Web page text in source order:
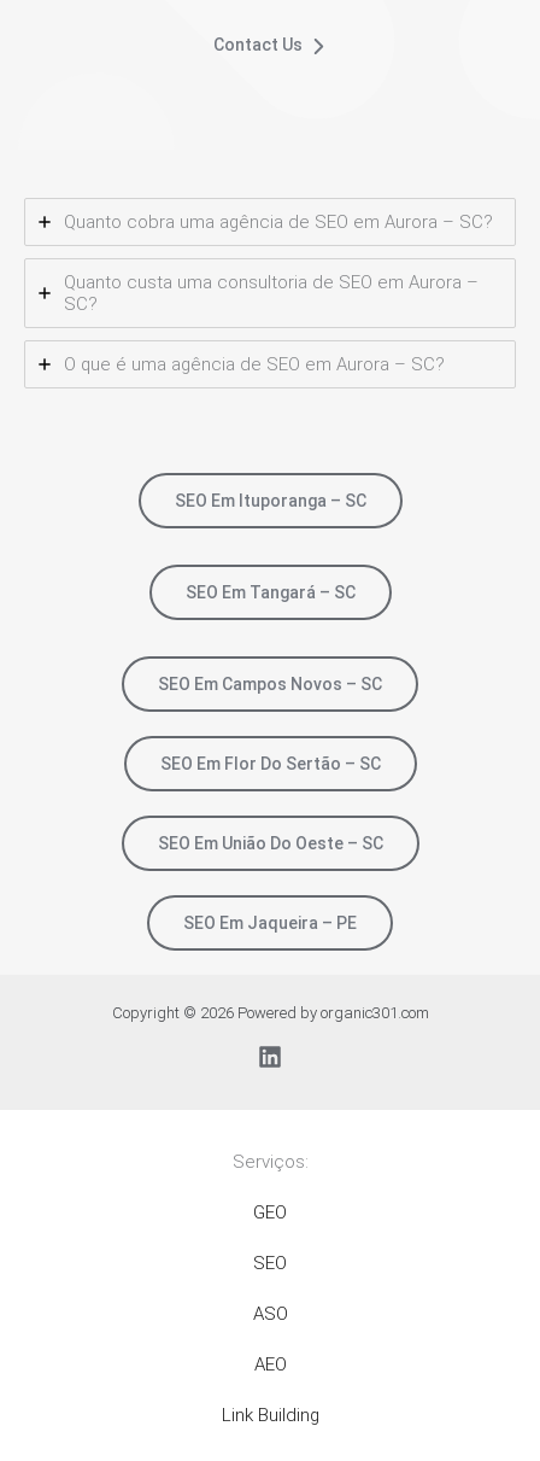
Contact Us
Quanto cobra uma agência de SEO em Aurora – SC?
Quanto custa uma consultoria de SEO em Aurora –
SC?
O que é uma agência de SEO em Aurora – SC?
SEO Em Ituporanga – SC
SEO Em Tangará – SC
SEO Em Campos Novos – SC
SEO Em Flor Do Sertão – SC
SEO Em União Do Oeste – SC
SEO Em Jaqueira – PE
Copyright © 2026 Powered by organic301.com
Serviços:
GEO
SEO
ASO
AEO
Link Building